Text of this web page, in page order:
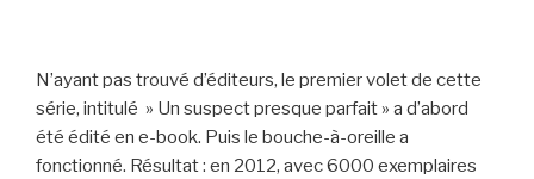
N’ayant pas trouvé d’éditeurs, le premier volet de cette
série, intitulé » Un suspect presque parfait » a d’abord
été édité en e-book. Puis le bouche-à-oreille a
fonctionné. Résultat : en 2012, avec 6000 exemplaires